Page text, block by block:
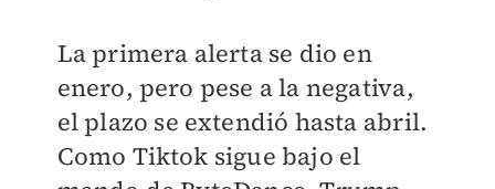
La primera alerta se dio en
enero, pero pese a la negativa,
el plazo se extendió hasta abril.
Como Tiktok sigue bajo el